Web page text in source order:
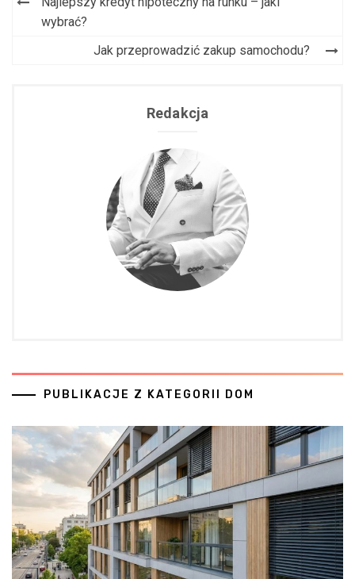
Nawigacja
wybrać?
Jak przeprowadzić zakup samochodu?
Redakcja
PUBLIKACJE Z KATEGORII DOM